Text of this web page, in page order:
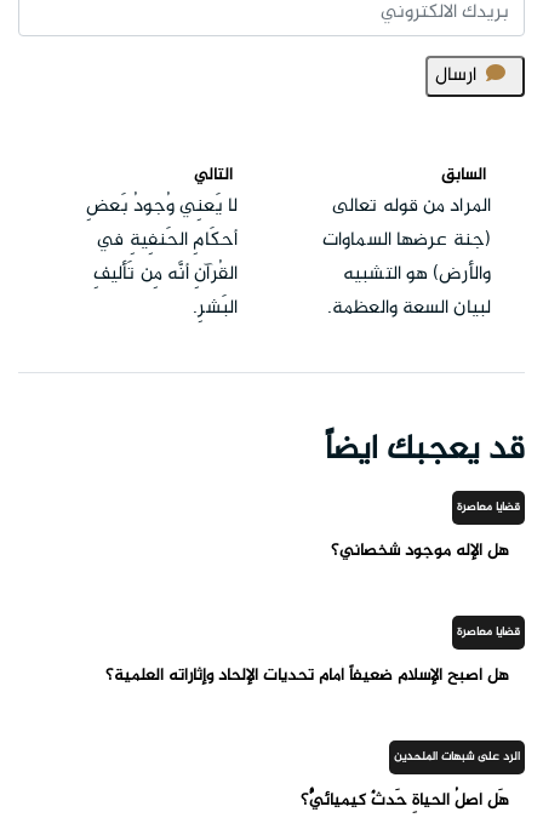
ارسال
السابق
المراد من قوله تعالى
(جنة عرضها السماوات
والأرض) هو التشبيه
لبيان السعة والعظمة.
التالي
لا يَعنِي وُجودُ بَعضِ
أحكَامِ الحَنفِيةِ في
القُرآنِ أنَّه مِن تَأليفِ
البَشرِ.
قد يعجبك ايضاً
قضايا معاصرة
هل الإله موجود شخصاني؟
قضايا معاصرة
هل أصبح الإسلام ضعيفاً أمام تحديات الإلحاد وإثاراته العلمية؟
الرد على شبهات الملحدين
هَل أصلُ الحياةِ حَدثٌ كيميائيٌّ؟